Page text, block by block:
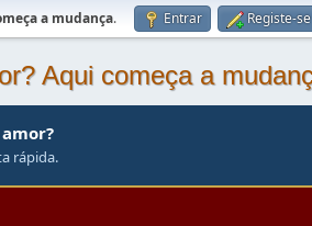
a mudança. Entrar Registe-se
rápida.